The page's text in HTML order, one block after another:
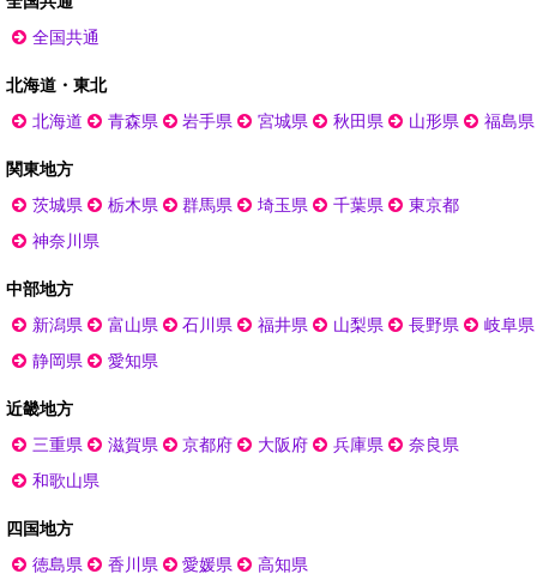
全国共通
北海道・東北
北海道
青森県 岩手県 宮城県 秋田県 山形県 福島県
関東地方
茨城県
栃木県 群馬県 埼玉県 千葉県
東京都
神奈川県
中部地方
新潟県
富山県 石川県 福井県 山梨県 長野県
岐阜県
静岡県
愛知県
近畿地方
三重県
滋賀県 京都府 大阪府 兵庫県
奈良県
和歌山県
四国地方
徳島県
香川県 愛媛県 高知県